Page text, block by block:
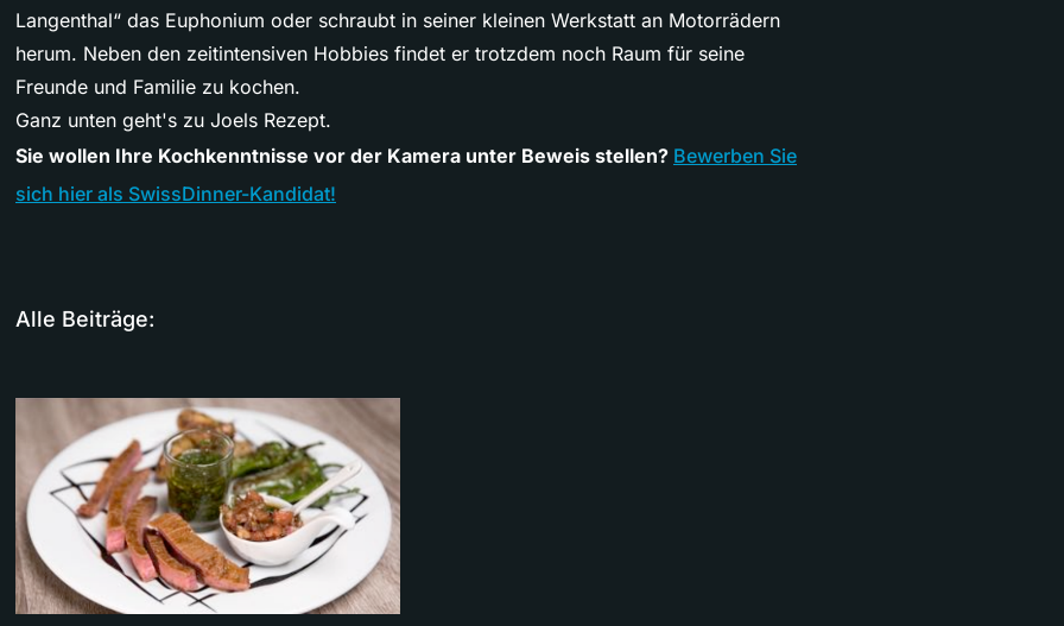
Langenthal“ das Euphonium oder schraubt in seiner kleinen Werkstatt an Motorrädern
herum. Neben den zeitintensiven Hobbies findet er trotzdem noch Raum für seine
Freunde und Familie zu kochen.
Ganz unten geht's zu Joels Rezept.
Sie wollen Ihre Kochkenntnisse vor der Kamera unter Beweis stellen? Bewerben Sie
sich hier als SwissDinner-Kandidat!
Alle Beiträge: